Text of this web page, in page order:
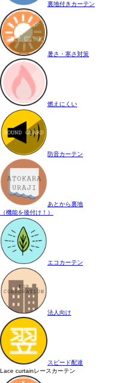
裏地付きカーテン
暑さ・寒さ対策
燃えにくい
防音カーテン
あとから裏地
（機能を後付け！）
エコカーテン
法人向け
スピード配達
Lace curtainレースカーテン